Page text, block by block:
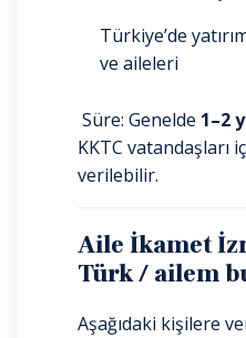
Türkiye’de
ve aileleri
Süre: Genelde 1–2
KKTC vatandaşları
verilebilir.
Aile İkamet
Türk / ailem
Aşağıdaki kişilere